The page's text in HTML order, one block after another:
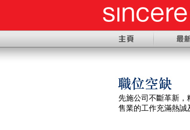
先施公司不斷革新 ，
售業的工作充滿熱誠